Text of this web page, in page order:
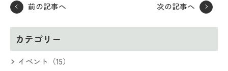
前の記事へ 次の記事へ
カテゴリー
イベント（15）